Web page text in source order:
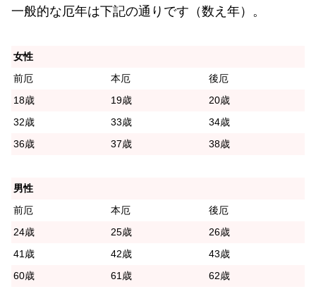
一般的な厄年は下記の通りです（数え年）。
女性
前厄
本厄
後厄
18歳
19歳
20歳
32歳
33歳
34歳
36歳
37歳 38歳
男性
前厄
本厄
後厄
24歳
25歳
26歳
41歳
42歳
43歳
60歳
61歳 62歳